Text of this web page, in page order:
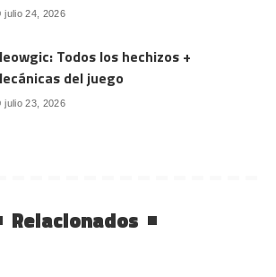
julio 24, 2026
Todos los hechizos +
del juego
julio 23, 2026
Relacionados